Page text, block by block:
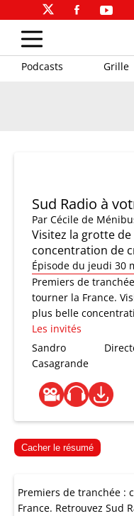
Podcasts Grille
Sud Radio à
Par Cécile de
Visitez la grotte
concentration de
Épisode du jeudi 30
Premiers de
tourner la France.
plus belle
Les invités
Sandro
Casagrande
Cacher le résumé
Premiers de tranchée :
France. Retrouvez Sud